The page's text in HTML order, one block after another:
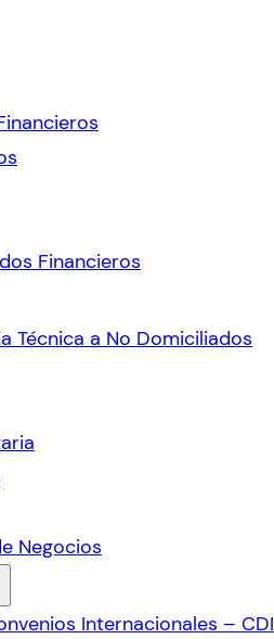
Financieros
Técnica a No Domiciliados
Negocios
Internacionales – CDI